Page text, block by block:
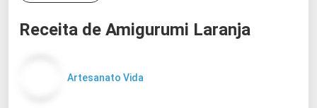
Receita de Amigurumi Laranja
Artesanato Vida